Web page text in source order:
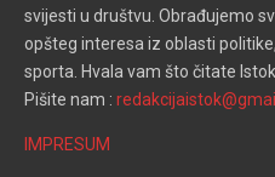
svijesti u društvu. Obrađujemo
opšteg interesa iz oblasti
sporta. Hvala vam što čitate
Pišite nam :
IMPRESUM